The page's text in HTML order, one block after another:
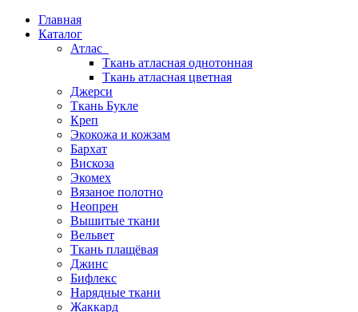
Главная
Каталог
Атлас
Ткань атласная однотонная
Ткань атласная цветная
Джерси
Ткань Букле
Креп
Экокожа и кожзам
Бархат
Вискоза
Экомех
Вязаное полотно
Неопрен
Вышитые ткани
Вельвет
Ткань плащёвая
Джинс
Бифлекс
Нарядные ткани
Жаккард